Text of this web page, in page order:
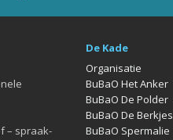
– spraak-
De Kade
Organisatie
BuBaO Het Anker
BuBaO De Polder
BuBaO De Berkjes
BuBaO Spermalie